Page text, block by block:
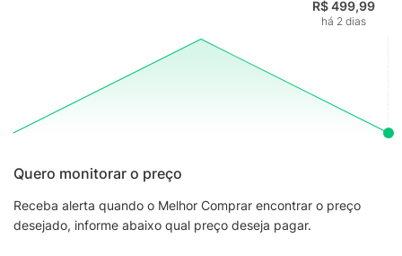
R$ 499,99
há 2 dias
Quero monitorar o preço
Receba alerta quando o Melhor Comprar encontrar o preço
desejado, informe abaixo qual preço deseja pagar.